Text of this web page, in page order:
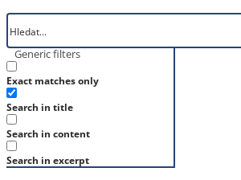
Generic filters
Exact matches only
Search in title
Search in content
Search in excerpt